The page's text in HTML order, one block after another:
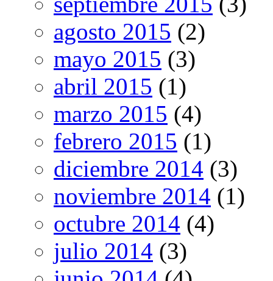
agosto 2015 (2)
mayo 2015 (3)
abril 2015 (1)
marzo 2015 (4)
febrero 2015 (1)
diciembre 2014 (3)
noviembre 2014 (1)
octubre 2014 (4)
julio 2014 (3)